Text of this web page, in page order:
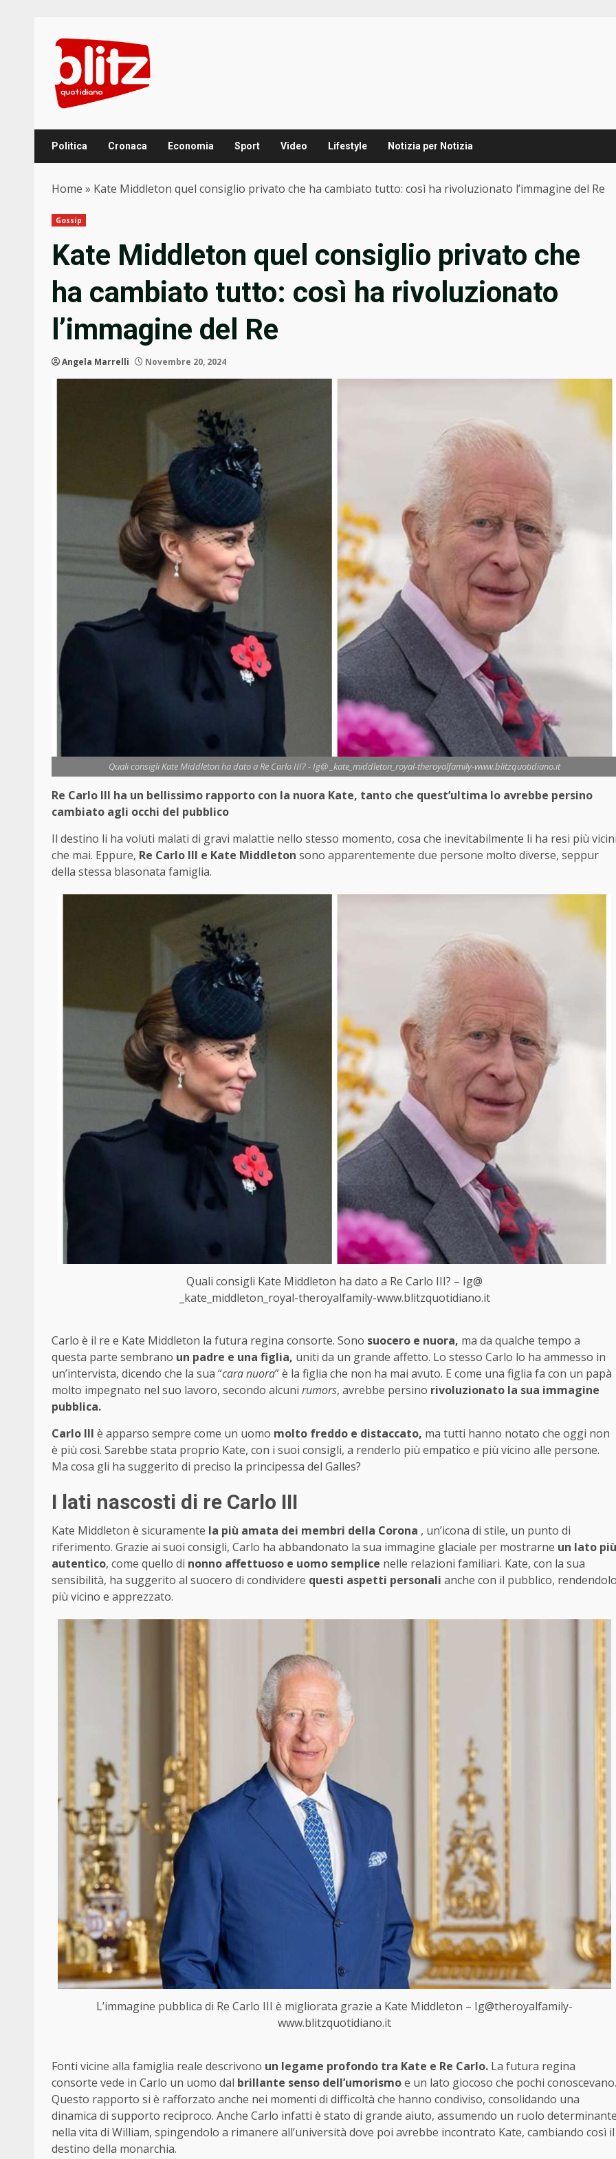
content
Politica Cronaca Economia Sport Video Lifestyle Notizia per Notizia
Home » Kate Middleton quel consiglio privato che ha cambiato tutto: così ha rivoluzionato l’immagine del Re
Gossip
Kate Middleton quel consiglio privato che
ha cambiato tutto: così ha rivoluzionato
l’immagine del Re
Angela Marrelli Novembre 20, 2024
Quali consigli Kate Middleton ha dato a Re Carlo III? - Ig@ _kate_middleton_royal-theroyalfamily-www.blitzquotidiano.it
Re Carlo III ha un bellissimo rapporto con la nuora Kate, tanto che quest’ultima lo avrebbe persino
cambiato agli occhi del pubblico
Il destino li ha voluti malati di gravi malattie nello stesso momento, cosa che inevitabilmente li ha resi più
che mai. Eppure, Re Carlo III e Kate Middleton sono apparentemente due persone molto diverse, seppur
della stessa blasonata famiglia.
Quali consigli Kate Middleton ha dato a Re Carlo III? – Ig@
_kate_middleton_royal-theroyalfamily-www.blitzquotidiano.it
Carlo è il re e Kate Middleton la futura regina consorte. Sono suocero e nuora, ma da qualche tempo a
questa parte sembrano un padre e una figlia, uniti da un grande affetto. Lo stesso Carlo lo ha ammesso in
un’intervista, dicendo che la sua “cara nuora” è la figlia che non ha mai avuto. E come una figlia fa con un papà
molto impegnato nel suo lavoro, secondo alcuni rumors, avrebbe persino rivoluzionato la sua immagine
pubblica.
Carlo III è apparso sempre come un uomo molto freddo e distaccato, ma tutti hanno notato che oggi non
è più così. Sarebbe stata proprio Kate, con i suoi consigli, a renderlo più empatico e più vicino alle persone.
Ma cosa gli ha suggerito di preciso la principessa del Galles?
I lati nascosti di re Carlo III
Kate Middleton è sicuramente la più amata dei membri della Corona , un’icona di stile, un punto di
riferimento. Grazie ai suoi consigli, Carlo ha abbandonato la sua immagine glaciale per mostrarne un lato più
autentico, come quello di nonno affettuoso e uomo semplice nelle relazioni familiari. Kate, con la sua
sensibilità, ha suggerito al suocero di condividere questi aspetti personali anche con il pubblico,
più vicino e apprezzato.
L’immagine pubblica di Re Carlo III è migliorata grazie a Kate Middleton – Ig@theroyalfamily-
www.blitzquotidiano.it
Fonti vicine alla famiglia reale descrivono un legame profondo tra Kate e Re Carlo. La futura regina
consorte vede in Carlo un uomo dal brillante senso dell’umorismoe un lato giocoso che pochi conoscevano.
Questo rapporto si è rafforzato anche nei momenti di difficoltà che hanno condiviso, consolidando una
dinamica di supporto reciproco. Anche Carlo infatti è stato di grande aiuto, assumendo un ruolo
nella vita di William, spingendolo a rimanere all’università dove poi avrebbe incontrato Kate, cambiando così il
destino della monarchia.